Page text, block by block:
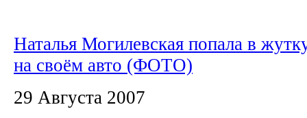
Наталья Могилевская попала в
на своём авто (ФОТО)
29 Августа 2007